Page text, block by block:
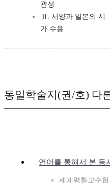
관성
Ⅲ. 서양과 일본의 시
가 수용
동일학술지(권/호) 다
언어를 통해서 본 동
세계평화교수협